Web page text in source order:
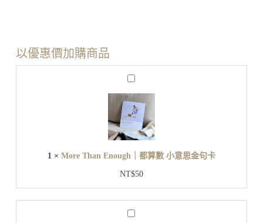
以優惠價加購商品
M
r
T
h
a
E
n
o
u
g
h
1× More Than Enough｜都算數 小意思金句卡
NT$50
J